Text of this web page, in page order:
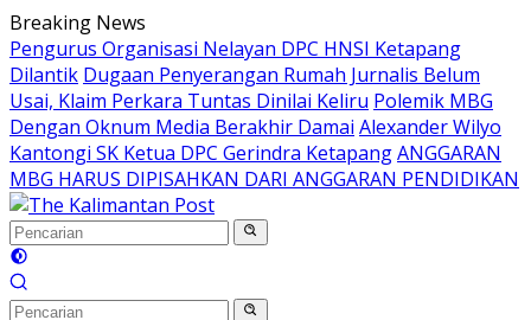
Langsung
ke
konten
Breaking News
Pengurus Organisasi Nelayan DPC HNSI Ketapang
Dilantik Dugaan Penyerangan Rumah Jurnalis Belum
Usai, Klaim Perkara Tuntas Dinilai Keliru Polemik MBG
Dengan Oknum Media Berakhir Damai Alexander Wilyo
Kantongi SK Ketua DPC Gerindra KetapangANGGARAN
MBG HARUS DIPISAHKAN DARI ANGGARAN PENDIDIKAN